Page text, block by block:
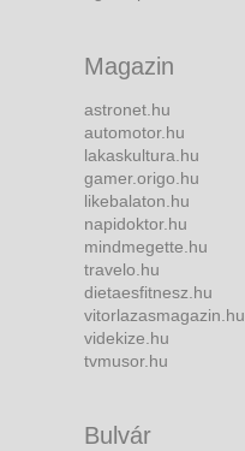
Magazin
astronet.hu
automotor.hu
lakaskultura.hu
gamer.origo.hu
likebalaton.hu
napidoktor.hu
mindmegette.hu
travelo.hu
dietaesfitnesz.hu
vitorlazasmagazin.hu
videkize.hu
tvmusor.hu
Bulvár